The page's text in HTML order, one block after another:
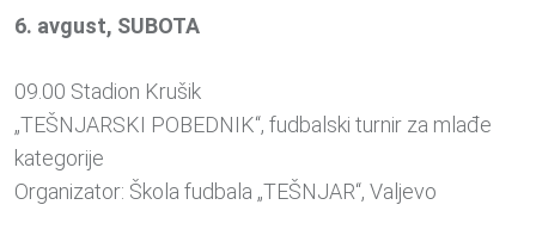
6. avgust, SUBOTA
09.00 Stadion Krušik
„TEŠNJARSKI POBEDNIK“, fudbalski turnir za mlađe
kategorije
Organizator: Škola fudbala „TEŠNJAR“, Valjevo